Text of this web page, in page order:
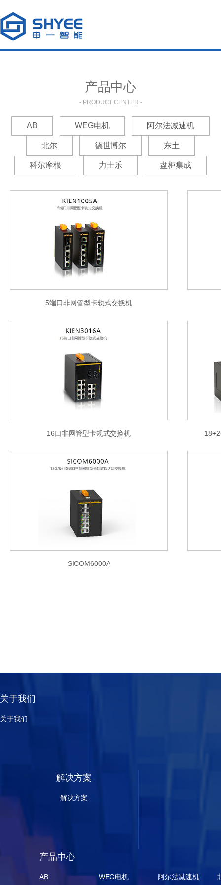
产品中心
- PRODUCT CENTER -
AB WEG电机 阿尔法减速机
北尔 德世博尔 东土
科尔摩根 力士乐 盘柜集成
5端口非网管型卡轨式交换机
16口非网管型卡规式交换机
SICOM6000A
关于我们
关于我们
解决方案
解决方案
产品中心
AB WEG电机 阿尔法减速机